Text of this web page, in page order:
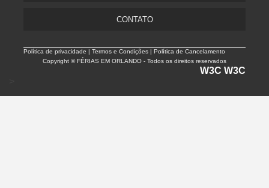
CONTATO
Política de privacidade |Termos e Condições | Política de Cancelamento
Copyright © FÉRIAS EM ORLANDO - Todos os direitos reservados
W3C W3C